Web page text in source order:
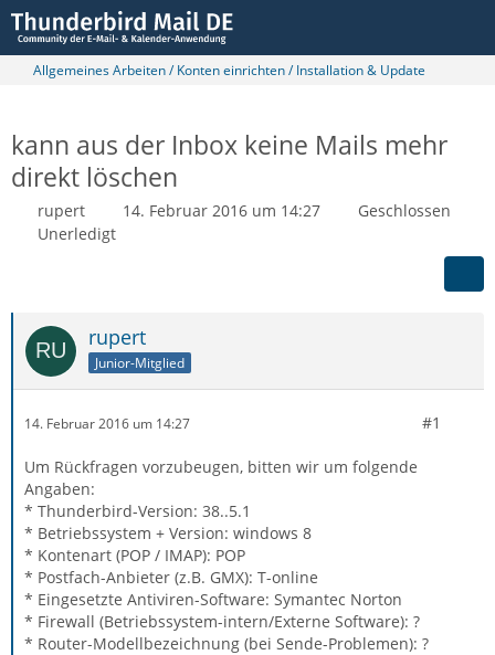
Allgemeines Arbeiten / Konten einrichten / Installation & Update
kann aus der Inbox keine Mails mehr
direkt löschen
rupert 14. Februar 2016 um 14:27
Geschlossen
Unerledigt
rupert
Junior-Mitglied
14. Februar 2016 um 14:27 #1
Um Rückfragen vorzubeugen, bitten wir um folgende
Angaben:
* Thunderbird-Version: 38..5.1
* Betriebssystem + Version: windows 8
* Kontenart (POP / IMAP): POP
* Postfach-Anbieter (z.B. GMX): T-online
* Eingesetzte Antiviren-Software: Symantec Norton
* Firewall (Betriebssystem-intern/Externe Software): ?
* Router-Modellbezeichnung (bei Sende-Problemen): ?